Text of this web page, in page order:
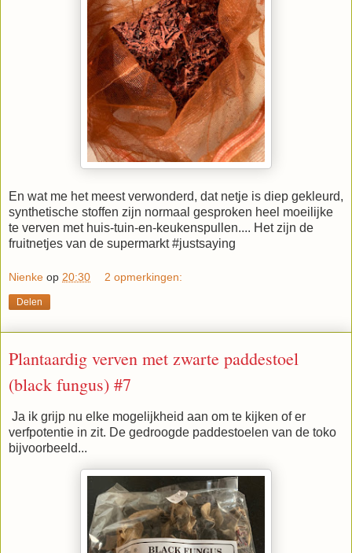
En wat me het meest verwonderd, dat netje is diep gekleurd,
synthetische stoffen zijn normaal gesproken heel moeilijke
te verven met huis-tuin-en-keukenspullen.... Het zijn de
fruitnetjes van de supermarkt #justsaying
Nienke op 20:30 2 opmerkingen:
Delen
Plantaardig verven met zwarte paddestoel
(black fungus) #7
Ja ik grijp nu elke mogelijkheid aan om te kijken of er
verfpotentie in zit. De gedroogde paddestoelen van de toko
bijvoorbeeld...